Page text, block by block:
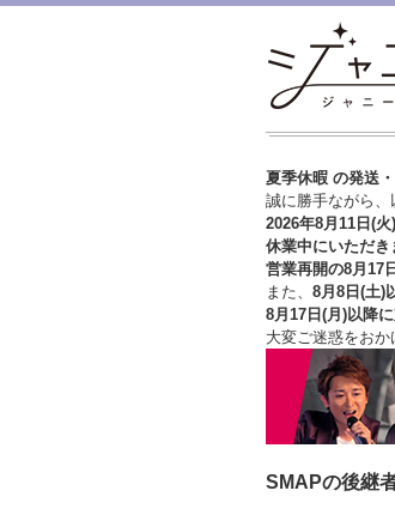
夏季休暇 の発送
誠に勝手ながら、
2026年8月11日(
休業中にいただき
営業再開の8月17
また、 8月8日(土)
8月17日(月)以降
大変ご迷惑をおか
SMAPの後継